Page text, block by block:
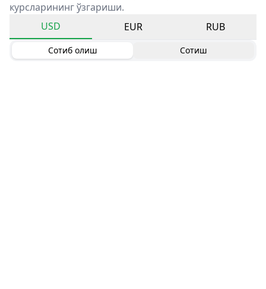
курсларининг ўзгариши.
USD
EUR RUB
Сотиб олиш Сотиш